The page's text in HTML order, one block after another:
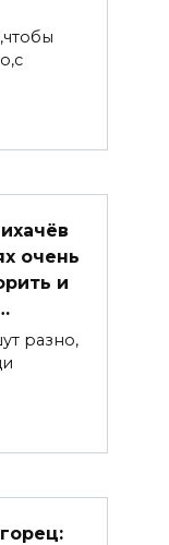
очень
и
разно,